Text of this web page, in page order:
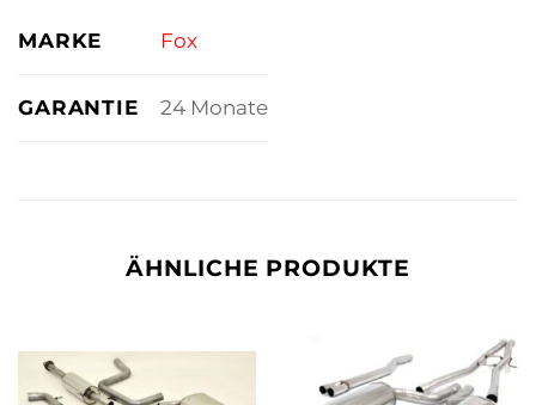
MARKE Fox
GARANTIE 24 Monate
ÄHNLICHE PRODUKTE